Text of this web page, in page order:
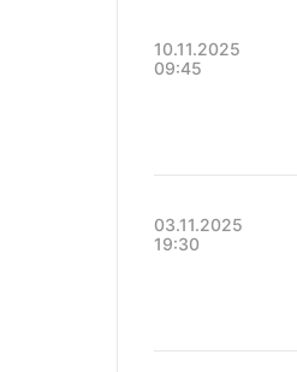
10.11.2025
09:45
03.11.2025
19:30